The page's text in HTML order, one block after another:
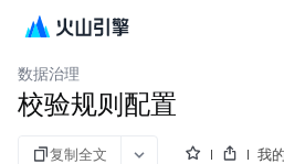
增长分析 DataFinder
数据治理
校验规则配置
复制全文 我